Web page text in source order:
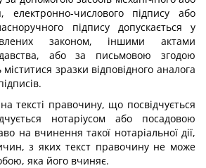
електронно-числового підпису або
підпису допускається у
законом, іншими актами
або за письмовою згодою
зразки відповідного аналога
тексті правочину, що посвідчується
нотаріусом або посадовою
на вчинення такої нотаріальної дії,
з яких текст правочину не може
яка його вчиняє.